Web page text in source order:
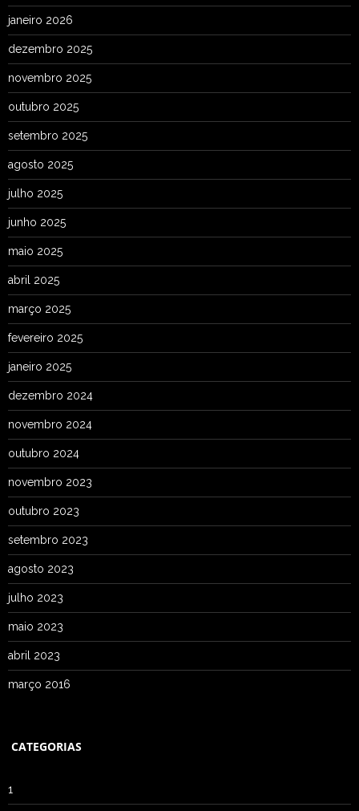
janeiro 2026
dezembro 2025
novembro 2025
outubro 2025
setembro 2025
agosto 2025
julho 2025
junho 2025
maio 2025
abril 2025
março 2025
fevereiro 2025
janeiro 2025
dezembro 2024
novembro 2024
outubro 2024
novembro 2023
outubro 2023
setembro 2023
agosto 2023
julho 2023
maio 2023
abril 2023
março 2016
CATEGORIAS
1